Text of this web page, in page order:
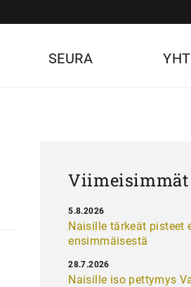
SEURA
Naisille tärkeät pisteet
ensimmäisestä
5.8.2026
Naisille iso pettymys
28.7.2026